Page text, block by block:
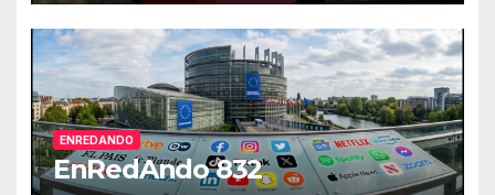
ENREDANDO
EnRedAndo 832